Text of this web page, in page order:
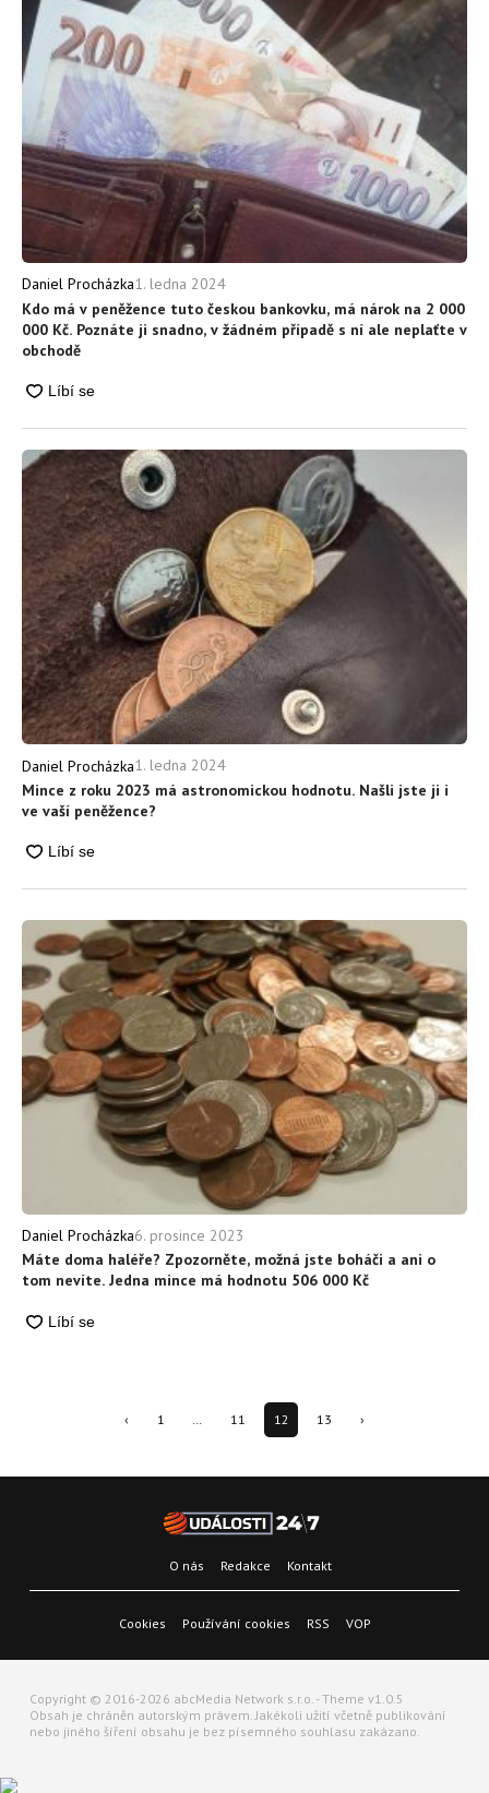
Daniel Procházka1. ledna 2024
Kdo má v peněžence tuto českou bankovku, má nárok na 2 000
000 Kč. Poznáte ji snadno, v žádném případě s ní ale neplaťte v
obchodě
Daniel Procházka1. ledna 2024
Mince z roku 2023 má astronomickou hodnotu. Našli jste ji i
ve vaší peněžence?
Daniel Procházka6. prosince 2023
Máte doma haléře? Zpozorněte, možná jste boháči a ani o
tom nevíte. Jedna mince má hodnotu 506 000 Kč
‹ 1 … 11 12 13 ›
O nás Redakce Kontakt
Cookies Používání cookies RSS VOP
Copyright © 2016-2026 abcMedia Network s.r.o. - Theme v1.0.5
Obsah je chráněn autorským právem. Jakékoli užití včetně publikování
nebo jiného šíření obsahu je bez písemného souhlasu zakázano.